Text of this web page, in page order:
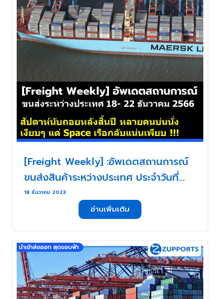
[Freight Weekly] :อัพเดตสถานการณ์
ขนส่งสินค้าระหว่างประเทศ ประจำวันที่
18- 22 ธันวาคม กับ ZUPPORTS !!!
สัปดาห์นับถอยหลังสิ้นปี หลายคนนั่ง
. .
18 ธันวาคม 2023
อ่านเพิ่มเติม